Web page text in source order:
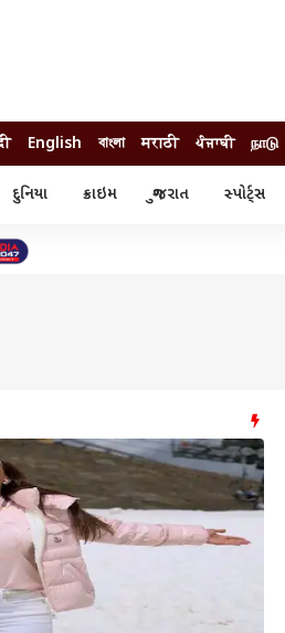
English বাংলা मराठी ਪੰਜਾਬੀ நாடு
દુનિયા ક્રાઇમ ગુજરાત સ્પોર્ટ્સ